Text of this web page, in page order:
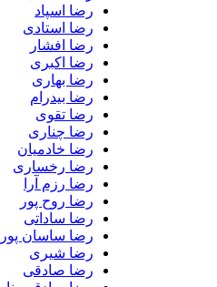
رضا اسپاد
رضا استادی
رضا افشار
رضا اکبری
رضا بهاری
رضا بیدرام
رضا تقوی
رضا چناری
رضا خادمیان
رضا رخساری
رضا رزم آرا
رضا روح پور
رضا ساداتی
رضا ساسان پور
رضا شیری
رضا صادقی